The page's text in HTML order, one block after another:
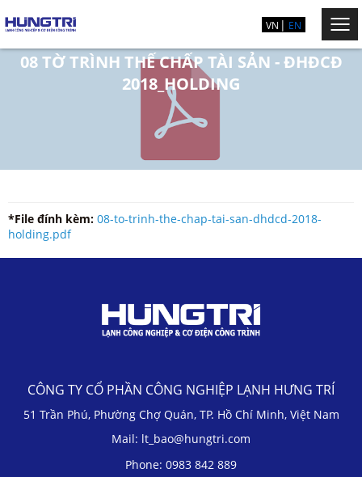
VN EN
08 TỜ TRÌNH THẾ CHẤP TÀI SẢN - ĐHĐCĐ
2018_HOLDING
*File đính kèm: 08-to-trinh-the-chap-tai-san-dhdcd-2018-
holding.pdf
CÔNG TY CỔ PHẦN CÔNG NGHIỆP LẠNH HƯNG TRÍ
51 Trần Phú, Phường Chợ Quán, TP. Hồ Chí Minh, Việt Nam
Mail: lt_bao@hungtri.com
Phone: 0983 842 889